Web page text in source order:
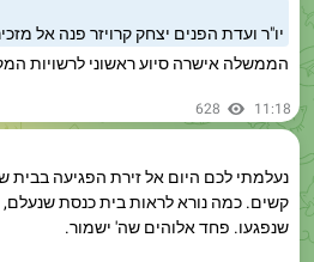
הממשלה אישרה סיוע ראשוני לרשויות
628 11:18
נעלמתי לכם היום אל זירת הפגיעה
קשים. כמה נורא לראות בית כנסת
שנפגעו. פחד אלוהים שה' ישמור.
שולח לכם את התיעודים והסינקים מהיום